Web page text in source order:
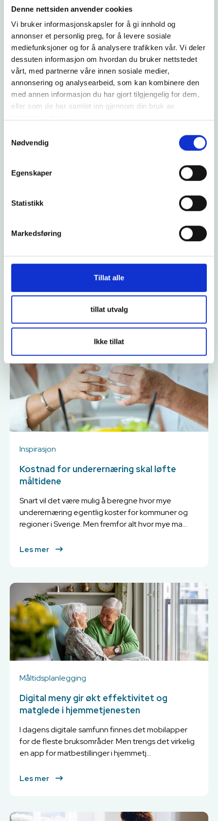
Denne nettsiden anvender cookies
Vi bruker informasjonskapsler for å gi innhold og
annonser et personlig preg, for å levere sosiale
mediefunksjoner og for å analysere trafikken vår. Vi deler
dessuten informasjon om hvordan du bruker nettstedet
vårt, med partnerne våre innen sosiale medier,
annonsering og analysearbeid, som kan kombinere den
med annen informasjon du har gjort tilgjengelig for dem,
eller som de har samlet inn gjennom din bruk av
Nødvendig
Egenskaper
Statistikk
Markedsføring
Tillat alle
tillat utvalg
Ikke tillat
Styrk beredskapen med lokal
matproduksjon
Norge satser på å styrke landets matsikkerhet og
selvforsyningsevne ved å prioritere lokal
matproduksjon som en sentral del av totalbered...
Les mer
Nye Kostråd: 800 gram frukt og grønt –
tråd med de nye Nordiske næringsanbefalingene.
Anbefalingene foreslår nå at friske v...
Les mer
Inspirasjon
Kostnad for underernæring skal løfte
måltidene
Snart vil det være mulig å beregne hvor mye
underernæring egentlig koster for kommuner og
regioner i Sverige. Men fremfor alt hvor mye ma...
Les mer
Måltidsplanlegging
Digital meny gir økt effektivitet og
matglede i hjemmetjenesten
I dagens digitale samfunn finnes det mobilapper
for de fleste bruksområder. Men trengs det virkelig
en app for matbestillinger i hjemmetj...
Les mer